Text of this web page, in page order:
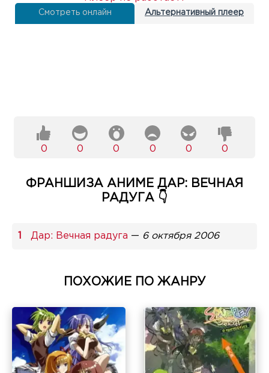
Смотреть онлайн Альтернативный плеер
0 0 0 0 0 0
ФРАНШИЗА АНИМЕ ДАР: ВЕЧНАЯ
РАДУГА 👇
Дар: Вечная радуга — 6 октября 2006
ПОХОЖИЕ ПО ЖАНРУ